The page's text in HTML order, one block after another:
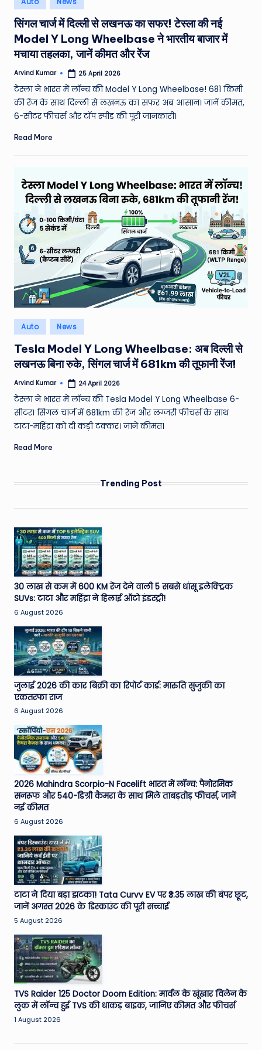
e
a
t
er
,
T
e
h
M
o
vi
N
e
w
s
A
ro
u
n
d
h
e
W
o
rl
d
in
सिंगल चार्ज में दिल्ली से लखनऊ का सफर! टेस्ला की नई
Model Y Long Wheelbase ने भारतीय बाजार में
मचाया तहलका, जानें कीमत और रेंज
Posted
by
Arvind Kumar 25 April 2026
टेस्ला ने भारत में लॉन्च की Model Y Long Wheelbase! 681 किमी
की रेंज के साथ दिल्ली से लखनऊ का सफर अब आसान। जानें कीमत,
6-सीटर फीचर्स और टॉप स्पीड की पूरी जानकारी।
Read More
Posted
in
Auto News
Tesla Model Y Long Wheelbase: अब दिल्ली से
लखनऊ बिना रुके, सिंगल चार्ज में 681km की तूफानी रेंज!
Posted
by
Arvind Kumar 24 April 2026
टेस्ला ने भारत में लॉन्च की Tesla Model Y Long Wheelbase 6-
सीटर। सिंगल चार्ज में 681km की रेंज और लग्जरी फीचर्स के साथ
टाटा-महिंद्रा को दी कड़ी टक्कर। जानें कीमत।
Read More
Trending Post
30 लाख से कम में 600 KM रेंज देने वाली 5 सबसे धांसू इलेक्ट्रिक
SUVs: टाटा और महिंद्रा ने हिलाई ऑटो इंडस्ट्री!
6 August 2026
जुलाई 2026 की कार बिक्री का रिपोर्ट कार्ड: मारुति सुजुकी का
एकतरफा राज
6 August 2026
2026 Mahindra Scorpio-N Facelift भारत में लॉन्च: पैनोरमिक
सनरूफ और 540-डिग्री कैमरा के साथ मिले ताबड़तोड़ फीचर्स, जानें
नई कीमत
6 August 2026
टाटा ने दिया बड़ा झटका! Tata Curvv EV पर ₹3.35 लाख की बंपर छूट,
जानें अगस्त 2026 के डिस्काउंट की पूरी सच्चाई
5 August 2026
TVS Raider 125 Doctor Doom Edition: मार्वल के खूंखार विलेन के
लुक में लॉन्च हुई TVS की धाकड़ बाइक, जानिए कीमत और फीचर्स
1 August 2026